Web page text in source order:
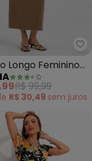
Longo
Longo Feminino
Viscose
R$ 99,99
R$ 30,49 sem juros